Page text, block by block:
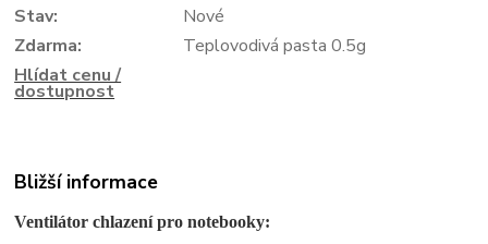
Stav:
Nové
Zdarma:
Teplovodivá pasta 0.5g
Hlídat cenu /
dostupnost
Bližší informace
Ventilátor chlazení pro notebooky: